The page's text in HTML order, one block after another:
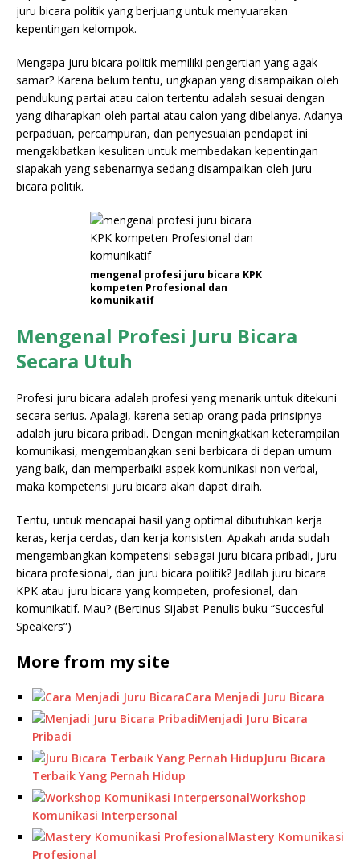
juru bicara politik yang berjuang untuk menyuarakan
kepentingan kelompok.
Mengapa juru bicara politik memiliki pengertian yang agak
samar? Karena belum tentu, ungkapan yang disampaikan oleh
pendukung partai atau calon tertentu adalah sesuai dengan
yang diharapkan oleh partai atau calon yang dibelanya. Adanya
perpaduan, percampuran, dan penyesuaian pendapat ini
mengakibatkan kesulitan untuk membedakan kepentingan
siapakah yang sebenarnya sedang disampaikan oleh juru
bicara politik.
mengenal profesi juru bicara KPK
kompeten Profesional dan
komunikatif
Mengenal Profesi Juru Bicara
Secara Utuh
Profesi juru bicara adalah profesi yang menarik untuk ditekuni
secara serius. Apalagi, karena setiap orang pada prinsipnya
adalah juru bicara pribadi. Dengan meningkatkan keterampilan
komunikasi, mengembangkan seni berbicara di depan umum
yang baik, dan memperbaiki aspek komunikasi non verbal,
maka kompetensi juru bicara akan dapat diraih.
Tentu, untuk mencapai hasil yang optimal dibutuhkan kerja
keras, kerja cerdas, dan kerja konsisten. Apakah anda sudah
mengembangkan kompetensi sebagai juru bicara pribadi, juru
bicara profesional, dan juru bicara politik? Jadilah juru bicara
KPK atau juru bicara yang kompeten, profesional, dan
komunikatif. Mau? (Bertinus Sijabat Penulis buku “Succesful
Speakers”)
More from my site
Cara Menjadi Juru Bicara
Menjadi Juru Bicara
Pribadi
Juru Bicara
Terbaik Yang Pernah Hidup
Workshop
Komunikasi Interpersonal
Mastery Komunikasi
Profesional